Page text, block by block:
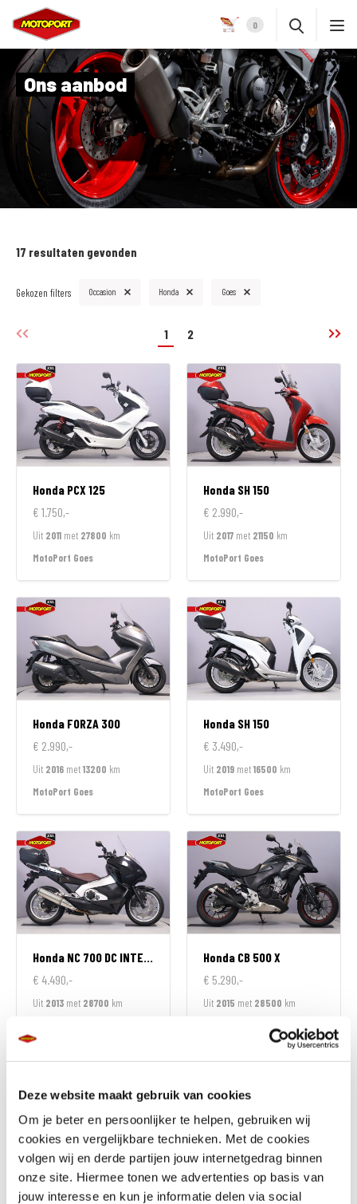
Deze website maakt gebruik van cookies
Om je beter en persoonlijker te helpen, gebruiken wij
cookies en vergelijkbare technieken. Met de cookies
volgen wij en derde partijen jouw internetgedrag binnen
onze site. Hiermee tonen we advertenties op basis van
jouw interesse en kun je informatie delen via social
0
Ons aanbod
17 resultaten gevonden
Gekozen filters Occasion Honda Goes
1 2
Honda PCX 125
€ 1.750,-
Uit 2011 met 27800 km
MotoPort Goes
Honda SH 150
€ 2.990,-
Uit 2017 met 21150 km
MotoPort Goes
Honda FORZA 300
€ 2.990,-
Uit 2016 met13200 km
MotoPort Goes
Honda SH 150
€ 3.490,-
Uit 2019 met16500 km
MotoPort Goes
Honda NC 700 DC INTEGRA
€ 4.490,-
Uit 2013 met 28700 km
Honda CB 500 X
€ 5.290,-
Uit 2015 met 28500 km
Honda NC 700 X DCT
Honda CB 500 X